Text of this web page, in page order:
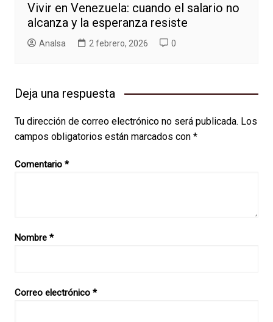
Vivir en Venezuela: cuando el salario no
alcanza y la esperanza resiste
AnaIsa 2 febrero, 2026 0
Deja una respuesta
Tu dirección de correo electrónico no será publicada. Los
campos obligatorios están marcados con *
Comentario *
Nombre *
Correo electrónico *